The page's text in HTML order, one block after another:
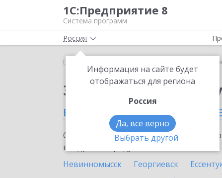
1С:Предприятие 8
Система программ
Россия
Информация на сайте будет
отображаться для региона
Россия
Да, все верно
Выбрать другой
Главная
Заказать Отвечает
в Ставропольском
Ознакомьтесь с информационными
внедрение продукта.
Невинномысск
Георгиевск